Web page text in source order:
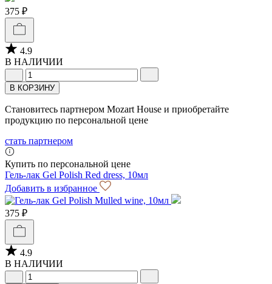
375 ₽
4.9
В НАЛИЧИИ
В КОРЗИНУ
Становитесь партнером Mozart House и приобретайте
продукцию по персональной цене
стать партнером
Купить по персональной цене
Гель-лак Gel Polish Red dress, 10мл
Добавить в избранное
375 ₽
4.9
В НАЛИЧИИ